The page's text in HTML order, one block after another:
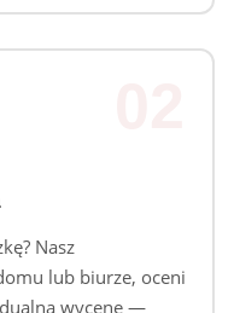
Nasz
lub biurze, oceni
wycenę —